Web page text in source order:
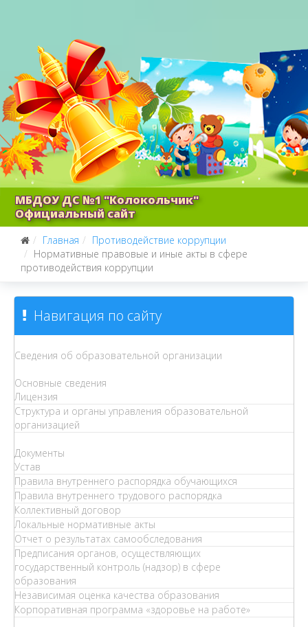
МБДОУ ДС №1 "Колокольчик"
Официальный сайт
Главная
Противодействие коррупции
Нормативные правовые и иные акты в сфере
противодействия коррупции
Навигация по сайту
Сведения об образовательной организации
Основные сведения
Лицензия
Структура и органы управления образовательной
организацией
Документы
Устав
Правила внутреннего распорядка обучающихся
Правила внутреннего трудового распорядка
Коллективный договор
Локальные нормативные акты
Отчет о результатах самообследования
Предписания органов, осуществляющих
государственный контроль (надзор) в сфере
образования
Независимая оценка качества образования
Корпоративная программа «здоровье на работе»